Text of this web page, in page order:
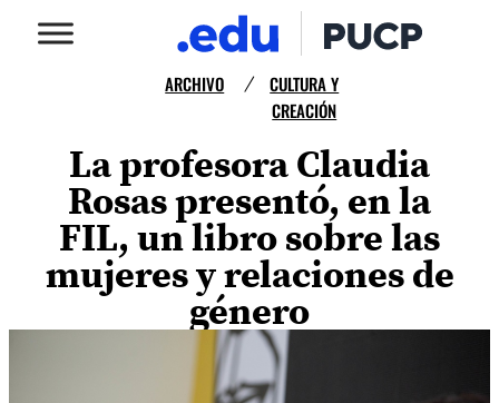
ARCHIVO /
CULTURA Y
CREACIÓN
La profesora Claudia
Rosas presentó, en la
FIL, un libro sobre las
mujeres y relaciones de
género